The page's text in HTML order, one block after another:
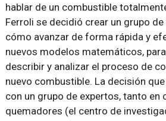
hablar de un combustible
Ferroli se decidió crear un grupo
cómo avanzar de forma rápida y
nuevos modelos matemáticos,
describir y analizar el proceso de
nuevo combustible. La decisión
con un grupo de expertos, tanto en
quemadores (el centro de